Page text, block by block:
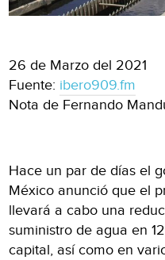
26 de Marzo del 2021
Fuente: ibero909.fm
Nota de Fernando
Hace un par de días el
México anunció que el
llevará a cabo una
suministro de agua en
capital, así como en